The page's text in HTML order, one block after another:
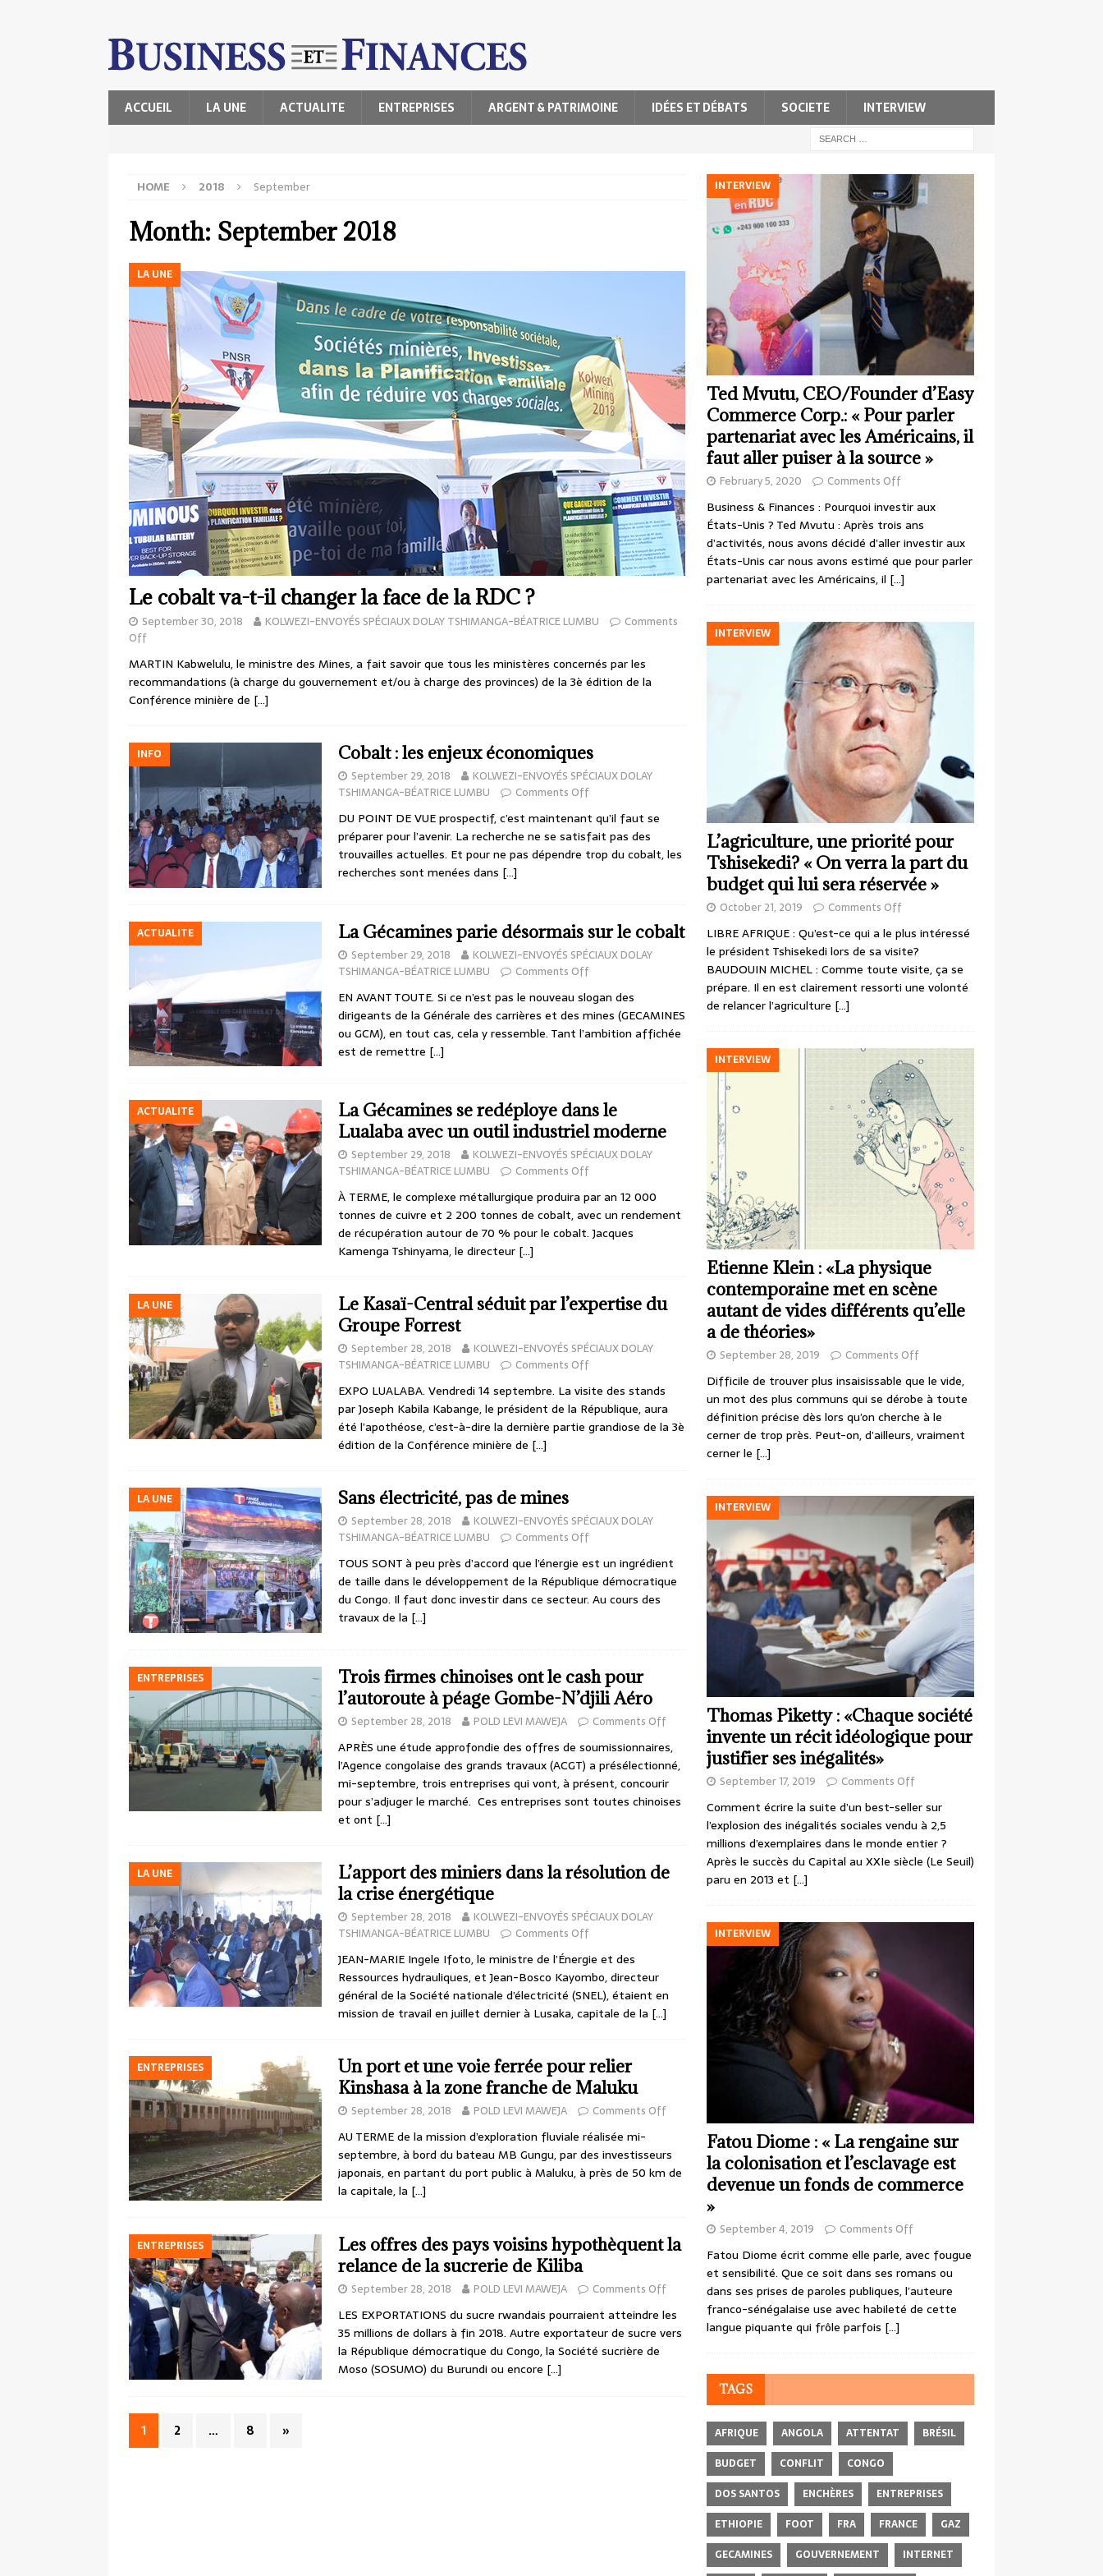
ACCUEIL LA UNE ACTUALITE ENTREPRISES ARGENT & PATRIMOINE IDÉES ET DÉBATS SOCIETE INTERVIEW
HOME 2018 September
Month: September 2018
LA UNE
Le cobalt va-t-il changer la face de la RDC ?
September 30, 2018 KOLWEZI-ENVOYÉS SPÉCIAUX DOLAY TSHIMANGA-BÉATRICE LUMBU
Comments
Off
MARTIN Kabwelulu, le ministre des Mines, a fait savoir que tous les ministères concernés par les
recommandations (à charge du gouvernement et/ou à charge des provinces) de la 3è édition de la
Conférence minière de […]
INFO Cobalt : les enjeux économiques
September 29, 2018
KOLWEZI-ENVOYÉS SPÉCIAUX DOLAY
TSHIMANGA-BÉATRICE LUMBU
Comments Off
DU POINT DE VUE prospectif, c’est maintenant qu’il faut se
préparer pour l’avenir. La recherche ne se satisfait pas des
trouvailles actuelles. Et pour ne pas dépendre trop du cobalt, les
recherches sont menées dans […]
ACTUALITE La Gécamines parie désormais sur le cobalt
September 29, 2018
KOLWEZI-ENVOYÉS SPÉCIAUX DOLAY
TSHIMANGA-BÉATRICE LUMBU
Comments Off
EN AVANT TOUTE. Si ce n’est pas le nouveau slogan des
dirigeants de la Générale des carrières et des mines (GECAMINES
ou GCM), en tout cas, cela y ressemble. Tant l’ambition affichée
est de remettre […]
ACTUALITE
La Gécamines se redéploye dans le
Lualaba avec un outil industriel moderne
September 29, 2018
KOLWEZI-ENVOYÉS SPÉCIAUX DOLAY
TSHIMANGA-BÉATRICE LUMBU
Comments Off
À TERME, le complexe métallurgique produira par an 12 000
tonnes de cuivre et 2 200 tonnes de cobalt, avec un rendement
de récupération autour de 70 % pour le cobalt. Jacques
Kamenga Tshinyama, le directeur […]
LA UNE
Le Kasaï-Central séduit par l’expertise du
Groupe Forrest
September 28, 2018
KOLWEZI-ENVOYÉS SPÉCIAUX DOLAY
TSHIMANGA-BÉATRICE LUMBU
Comments Off
EXPO LUALABA. Vendredi 14 septembre. La visite des stands
par Joseph Kabila Kabange, le président de la République, aura
été l’apothéose, c’est-à-dire la dernière partie grandiose de la 3è
édition de la Conférence minière de […]
LA UNE Sans électricité, pas de mines
September 28, 2018
KOLWEZI-ENVOYÉS SPÉCIAUX DOLAY
TSHIMANGA-BÉATRICE LUMBU
Comments Off
TOUS SONT à peu près d’accord que l’énergie est un ingrédient
de taille dans le développement de la République démocratique
du Congo. Il faut donc investir dans ce secteur. Au cours des
travaux de la […]
ENTREPRISES
Trois firmes chinoises ont le cash pour
l’autoroute à péage Gombe-N’djili Aéro
September 28, 2018 POLD LEVI MAWEJA Comments Off
APRÈS une étude approfondie des offres de soumissionnaires,
l’Agence congolaise des grands travaux (ACGT) a présélectionné,
mi-septembre, trois entreprises qui vont, à présent, concourir
pour s’adjuger le marché. Ces entreprises sont toutes chinoises
et ont […]
LA UNE
L’apport des miniers dans la résolution de
la crise énergétique
September 28, 2018
KOLWEZI-ENVOYÉS SPÉCIAUX DOLAY
TSHIMANGA-BÉATRICE LUMBU
Comments Off
JEAN-MARIE Ingele Ifoto, le ministre de l’Énergie et des
Ressources hydrauliques, et Jean-Bosco Kayombo, directeur
général de la Société nationale d’électricité (SNEL), étaient en
mission de travail en juillet dernier à Lusaka, capitale de la […]
ENTREPRISES
Un port et une voie ferrée pour relier
Kinshasa à la zone franche de Maluku
September 28, 2018 POLD LEVI MAWEJA Comments Off
AU TERME de la mission d’exploration fluviale réalisée mi-
septembre, à bord du bateau MB Gungu, par des investisseurs
japonais, en partant du port public à Maluku, à près de 50 km de
la capitale, la […]
ENTREPRISES
Les offres des pays voisins hypothèquent la
relance de la sucrerie de Kiliba
September 28, 2018 POLD LEVI MAWEJA Comments Off
LES EXPORTATIONS du sucre rwandais pourraient atteindre les
35 millions de dollars à fin 2018. Autre exportateur de sucre vers
la République démocratique du Congo, la Société sucrière de
Moso (SOSUMO) du Burundi ou encore […]
1 2 … 8 »
INTERVIEW
Ted Mvutu, CEO/Founder d’Easy
Commerce Corp.: « Pour parler
partenariat avec les Américains, il
faut aller puiser à la source »
February 5, 2020 Comments Off
Business & Finances : Pourquoi investir aux
États-Unis ? Ted Mvutu : Après trois ans
d’activités, nous avons décidé d’aller investir aux
États-Unis car nous avons estimé que pour parler
partenariat avec les Américains, il […]
INTERVIEW
L’agriculture, une priorité pour
Tshisekedi? « On verra la part du
budget qui lui sera réservée »
October 21, 2019 Comments Off
LIBRE AFRIQUE : Qu’est-ce qui a le plus intéressé
le président Tshisekedi lors de sa visite?
BAUDOUIN MICHEL : Comme toute visite, ça se
prépare. Il en est clairement ressorti une volonté
de relancer l’agriculture […]
INTERVIEW
Etienne Klein : «La physique
contemporaine met en scène
autant de vides différents qu’elle
a de théories»
September 28, 2019 Comments Off
Difficile de trouver plus insaisissable que le vide,
un mot des plus communs qui se dérobe à toute
définition précise dès lors qu’on cherche à le
cerner de trop près. Peut-on, d’ailleurs, vraiment
cerner le […]
INTERVIEW
Thomas Piketty : «Chaque société
invente un récit idéologique pour
justifier ses inégalités»
September 17, 2019 Comments Off
Comment écrire la suite d’un best-seller sur
l’explosion des inégalités sociales vendu à 2,5
millions d’exemplaires dans le monde entier ?
Après le succès du Capital au XXIe siècle (Le Seuil)
paru en 2013 et […]
INTERVIEW
Fatou Diome : « La rengaine sur
la colonisation et l’esclavage est
devenue un fonds de commerce
»
September 4, 2019 Comments Off
Fatou Diome écrit comme elle parle, avec fougue
et sensibilité. Que ce soit dans ses romans ou
dans ses prises de paroles publiques, l’auteure
franco-sénégalaise use avec habileté de cette
langue piquante qui frôle parfois […]
TAGS
AFRIQUE ANGOLA ATTENTAT
BRÉSIL
BUDGET
CONFLIT
CONGO
DOS SANTOS
ENCHÈRES
ENTREPRISES
ETHIOPIE
FOOT FRA FRANCE
GAZ
GECAMINES
GOUVERNEMENT INTERNET